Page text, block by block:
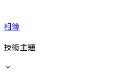
相簿
技術主題